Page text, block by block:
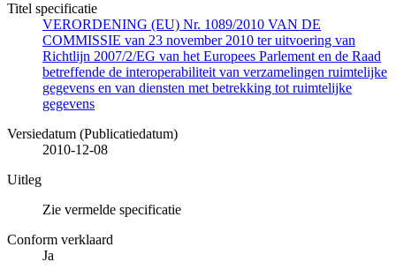
Titel specificatie
VERORDENING (EU) Nr. 1089/2010 VAN DE
COMMISSIE van 23 november 2010 ter uitvoering van
Richtlijn 2007/2/EG van het Europees Parlement en de Raad
betreffende de interoperabiliteit van verzamelingen ruimtelijke
gegevens en van diensten met betrekking tot ruimtelijke
gegevens
Versiedatum (Publicatiedatum)
2010-12-08
Uitleg
Zie vermelde specificatie
Conform verklaard
Ja